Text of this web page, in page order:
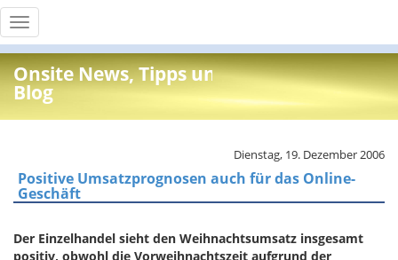
Toggle
navigation
Onsite News, Tipps und Info
Blog
Dienstag, 19. Dezember 2006
Positive Umsatzprognosen auch für das Online-
Geschäft
Der Einzelhandel sieht den Weihnachtsumsatz insgesamt
positiv, obwohl die Vorweihnachtszeit aufgrund der